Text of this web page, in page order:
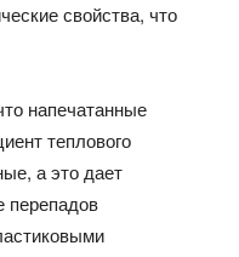
свойства, что
напечатанные
теплового
а это дает
перепадов